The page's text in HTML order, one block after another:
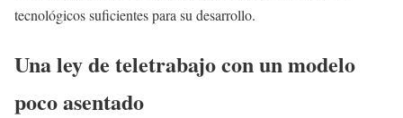
tecnológicos suficientes para su desarrollo.
Una ley de teletrabajo con un modelo
poco asentado